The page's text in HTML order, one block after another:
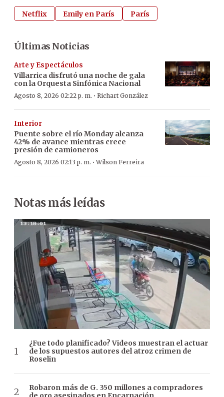
Netflix Emily en París París
Últimas Noticias
Arte y Espectáculos
Villarrica disfrutó una noche de gala
con la Orquesta Sinfónica Nacional
Agosto 8, 2026 02:22 p. m. · Richart González
Interior
Puente sobre el río Monday alcanza
42% de avance mientras crece
presión de camioneros
Agosto 8, 2026 02:13 p. m. ·Wilson Ferreira
Notas más leídas
¿Fue todo planificado? Videos muestran el actuar
de los supuestos autores del atroz crimen de
Roselin
Robaron más de G. 350 millones a compradores